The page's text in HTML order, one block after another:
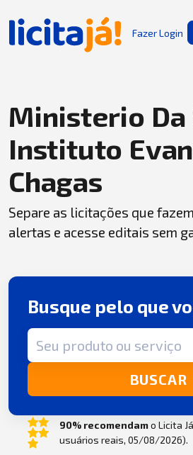
Fazer Login
Ministerio Da
Instituto
Chagas
Separe as licitações que
alertas e acesse editais sem
Busque pelo que
Termo de busca
BUSCAR
90% recomendamo Licita
usuários reais, 05/08/2026).